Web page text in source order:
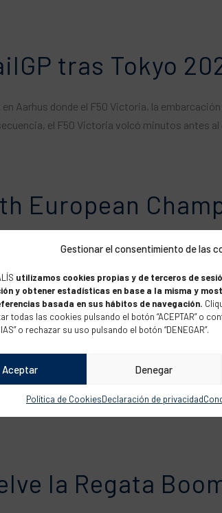
Gestionar el consentimiento de las
utilizamos cookies propias y de terceros de
y obtener estadísticas en base a la misma y
basada en sus hábitos de navegación.
todas las cookies pulsando el botón “ACEPTAR” o
o rechazar su uso pulsando el botón “DENEGAR”.
Aceptar Denegar
Política de CookiesDeclaración de privacidad
tras Tokyo
en Aarhus donde el F50 Victoria, la
el F50 Victoria volcó minutos antes al
European
European Championship 2021», una
de Bélgica, Dinamarca,
Balís, en
compitiendo en aguas italianas en el
Golfo di...
la Regata